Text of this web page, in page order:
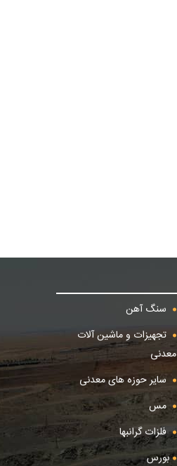
سنگ آهن
تجهیزات و ماشین آلات
معدنی
سایر حوزه های معدنی
مس
فلزات گرانبها
بورس